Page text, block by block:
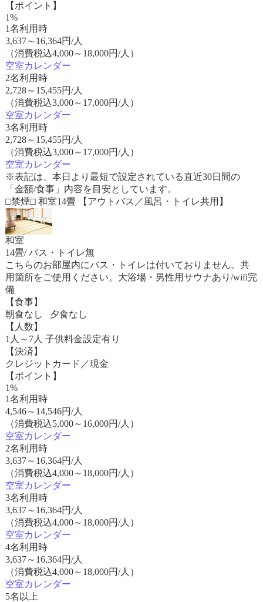
【ポイント】
1%
1名利用時
3,637～ 16,364円/人
（消費税込4,000～18,000円/人）
空室カレンダー
2名利用時
2,728～ 15,455円/人
（消費税込3,000～17,000円/人）
空室カレンダー
3名利用時
2,728～ 15,455円/人
（消費税込3,000～17,000円/人）
空室カレンダー
※表記は、本日より最短で設定されている直近30日間の
「金額/食事」内容を目安としています。
□禁煙□ 和室14畳 【アウトバス／風呂・トイレ共用】
和室
14畳/ バス・トイレ無
こちらのお部屋内にバス・トイレは付いておりません。共
用箇所をご使用ください。大浴場・男性用サウナあり/wifi完
備
【食事】
朝食なし 夕食なし
【人数】
1人～7人 子供料金設定有り
【決済】
クレジットカード／現金
【ポイント】
1%
1名利用時
4,546～ 14,546円/人
（消費税込5,000～16,000円/人）
空室カレンダー
2名利用時
3,637～ 16,364円/人
（消費税込4,000～18,000円/人）
空室カレンダー
3名利用時
3,637～ 16,364円/人
（消費税込4,000～18,000円/人）
空室カレンダー
4名利用時
3,637～ 16,364円/人
（消費税込4,000～18,000円/人）
空室カレンダー
5名以上